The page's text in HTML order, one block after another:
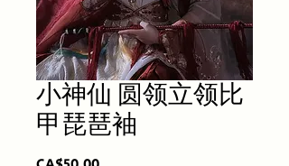
小神仙 圆领立领比
甲琵琶袖